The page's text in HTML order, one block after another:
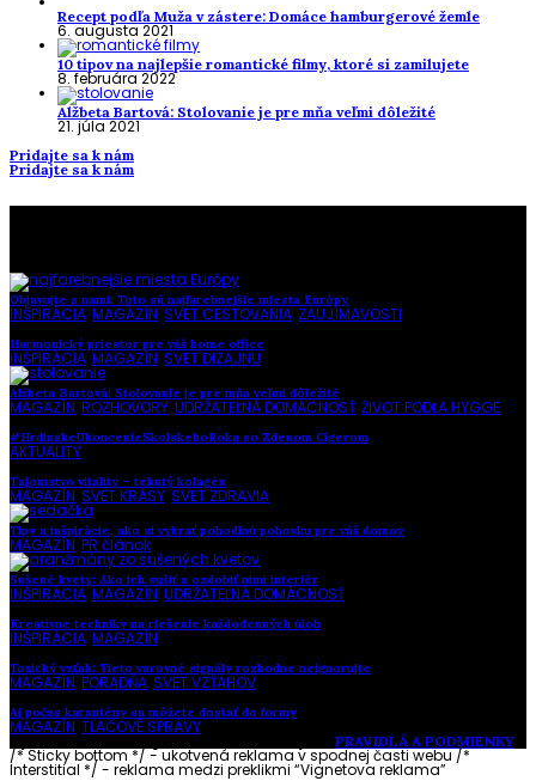
Recept podľa Muža v zástere: Domáce hamburgerové žemle
6. augusta 2021
10 tipov na najlepšie romantické filmy, ktoré si zamilujete
8. februára 2022
Alžbeta Bartová: Stolovanie je pre mňa veľmi dôležité
21. júla 2021
Pridajte sa k nám
Pridajte sa k nám
Objavujte s nami: Toto sú najfarebnejšie miesta Európy
INŠPIRÁCIA MAGAZÍN SVET CESTOVANIA ZAUJÍMAVOSTI
Harmonický priestor pre váš home office
INŠPIRÁCIA MAGAZÍN SVET DIZAJNU
Alžbeta Bartová: Stolovanie je pre mňa veľmi dôležité
MAGAZÍN ROZHOVORY UDRŽATEĽNÁ DOMÁCNOSŤ ŽIVOT PODĽA HYGGE
#HrdinskeUkoncenieSkolskehoRoka so Zdenom Cígerom
AKTUALITY
Tajomstvo vitality – tekutý kolagén
MAGAZÍN SVET KRÁSY SVET ZDRAVIA
Tipy a inšpirácie, ako si vybrať pohodlnú pohovku pre váš domov
MAGAZÍN PR článok
Sušené kvety: Ako ich sušiť a ozdobiť nimi interiér
INŠPIRÁCIA MAGAZÍN UDRŽATEĽNÁ DOMÁCNOSŤ
Kreatívne techniky na riešenie každodenných úloh
INŠPIRÁCIA MAGAZÍN
Toxický vzťah: Tieto varovné signály rozhodne neignorujte
MAGAZÍN PORADŇA SVET VZŤAHOV
Aj počas karantény sa môžete dostať do formy
MAGAZÍN TLAČOVÉ SPRÁVY
PRAVIDLÁ A PODMIENKY
/* Sticky bottom */ - ukotvená reklama v spodnej časti webu/*
Interstitial */ - reklama medzi preklikmi “Vignetova reklama”